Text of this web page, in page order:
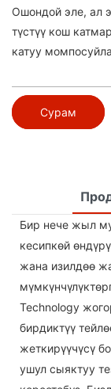
Ошондой эле, ал
түстүү кош
катуу
Сурам
Бир нече жыл
кесипкөй
жана изилдөө
Technology
бирдиктүү
жеткирүүчүсү
ушул сыяктуу